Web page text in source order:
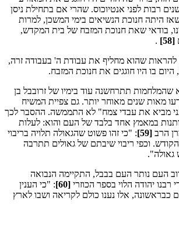
רבות לפני אנטיוכוס. שהרי אם בתחילת ניסן
שאז היתה חנוכת הנשיאים בימי המשכן, למרות
בודאי שאת חנוכת המזבח של בית המקדש,
[58]
.
להראות שהוא מחליף את עבודת ה' בעבודה זרה,
בו היו חוגגים את חנוכת המזבח.
שהמלחמות תתרחשנה עוד בימיו של זרובבל בן
מאות שנים מאוחר יותר. גם צפיית המשיח
מביא את עבדי צמח" לא התממשה. ההסבר לכך
במאמץ אחד בלבד של העם והוא: לעלות
הרב [59]
: "כי זהו פשוט שהגאולה תלויה בריבוי
וכפי ריבוי שיבתם של גאולים תתרבה
גאולה".
העם נותר העם בבבל, התקיימה הנבואה
רבנו יהודה הלוי בספר הכוזרי [60]
: "כי הענין
כבראשונה, אלו נענו כולם לקריאה ושבו לארץ